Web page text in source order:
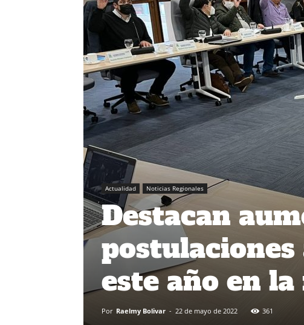
Actualidad Noticias Regionales
Destacan
postulaciones
este año en
Por Raelmy Bolivar - 22 de mayo de 2022 361